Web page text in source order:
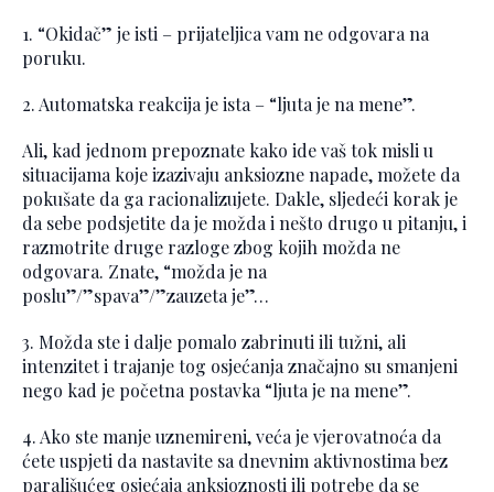
1. “Okidač” je isti – prijateljica vam ne odgovara na
poruku.
2. Automatska reakcija je ista – “ljuta je na mene”.
Ali, kad jednom prepoznate kako ide vaš tok misli u
situacijama koje izazivaju anksiozne napade, možete da
pokušate da ga racionalizujete. Dakle, sljedeći korak je
da sebe podsjetite da je možda i nešto drugo u pitanju, i
razmotrite druge razloge zbog kojih možda ne
odgovara. Znate, “možda je na
poslu”/”spava”/”zauzeta je”…
3. Možda ste i dalje pomalo zabrinuti ili tužni, ali
intenzitet i trajanje tog osjećanja značajno su smanjeni
nego kad je početna postavka “ljuta je na mene”.
4. Ako ste manje uznemireni, veća je vjerovatnoća da
ćete uspjeti da nastavite sa dnevnim aktivnostima bez
parališućeg osjećaja anksioznosti ili potrebe da se